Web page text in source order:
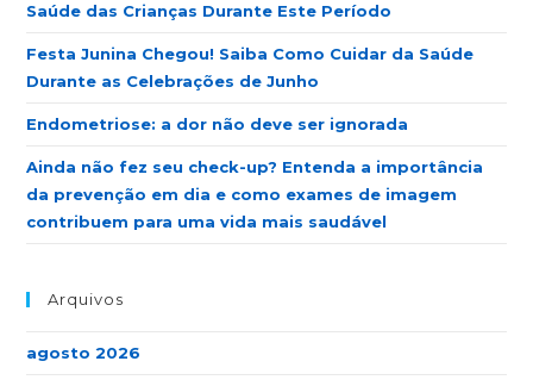
Saúde das Crianças Durante Este Período
Festa Junina Chegou! Saiba Como Cuidar da Saúde
Durante as Celebrações de Junho
Endometriose: a dor não deve ser ignorada
Ainda não fez seu check-up? Entenda a importância
da prevenção em dia e como exames de imagem
contribuem para uma vida mais saudável
Arquivos
agosto 2026